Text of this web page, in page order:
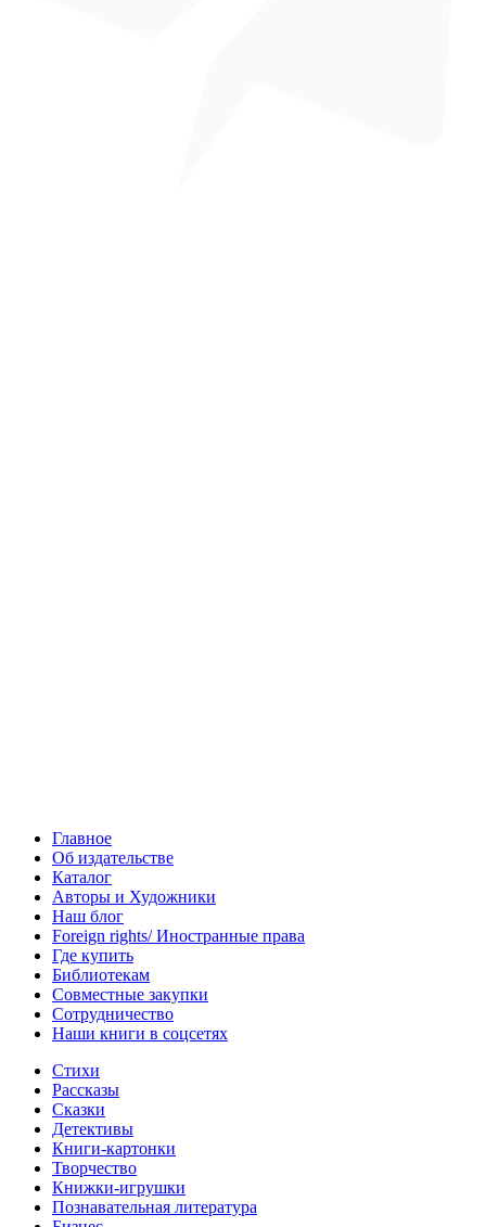
Главное
Об издательстве
Каталог
Авторы и Художники
Наш блог
Foreign rights/ Иностранные права
Где купить
Библиотекам
Совместные закупки
Сотрудничество
Наши книги в соцсетях
Стихи
Рассказы
Сказки
Детективы
Книги-картонки
Творчество
Книжки-игрушки
Познавательная литература